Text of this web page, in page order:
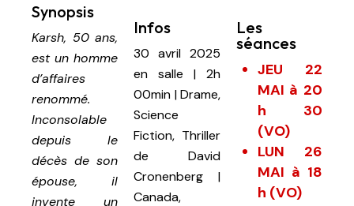
Synopsis
Karsh, 50 ans,
est un homme
d’affaires
renommé.
Inconsolable
depuis le
décès de son
épouse, il
invente un
Infos
30 avril 2025
en salle |2h
00min |Drame,
Science
Fiction, Thriller
de David
Cronenberg |
Canada,
Les
séances
JEU 22
MAI à 20
h 30
(VO)
LUN 26
MAI à 18
h (VO)